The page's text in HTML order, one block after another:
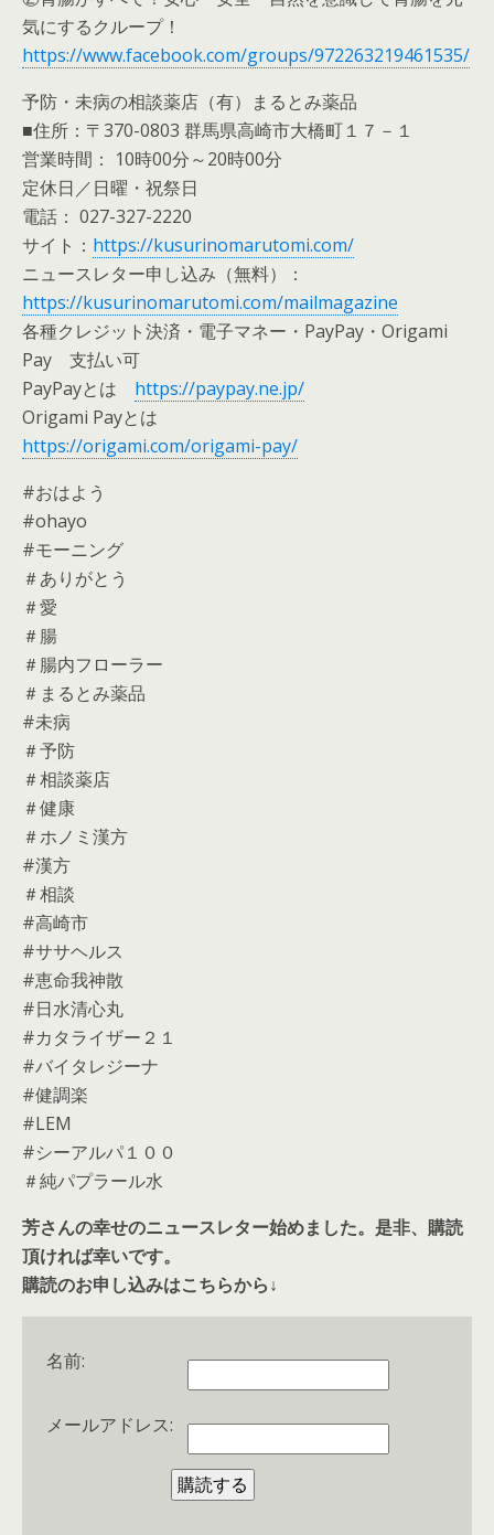
気にするクループ！
https://www.facebook.com/groups/972263219461535/
予防・未病の相談薬店（有）まるとみ薬品
■住所：〒370-0803 群馬県高崎市大橋町１７－１
営業時間： 10時00分～20時00分
定休日／日曜・祝祭日
電話： 027-327-2220
サイト： https://kusurinomarutomi.com/
ニュースレター申し込み（無料）：
https://kusurinomarutomi.com/mailmagazine
各種クレジット決済・電子マネー・PayPay・Origami
Pay 支払い可
PayPayとは https://paypay.ne.jp/
Origami Payとは
https://origami.com/origami-pay/
#おはよう
#ohayo
#モーニング
＃ありがとう
＃愛
＃腸
＃腸内フローラー
＃まるとみ薬品
#未病
＃予防
＃相談薬店
＃健康
＃ホノミ漢方
#漢方
＃相談
#高崎市
#ササヘルス
#恵命我神散
#日水清心丸
#カタライザー２１
#バイタレジーナ
#健調楽
#LEM
#シーアルパ１００
＃純パプラール水
芳さんの幸せのニュースレター始めました。是非、購読
頂ければ幸いです。
購読のお申し込みはこちらから↓
名前:
メールアドレス: